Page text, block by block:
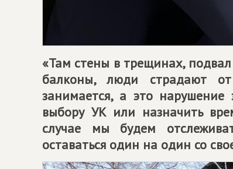
«Там стены в трещинах,
балконы, люди страдают
занимается, а это
выбору УК или назначить
случае мы будем
оставаться один на один со